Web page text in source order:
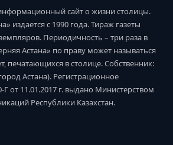
сайт о жизни столицы.
издается с 1990 года. Тираж газеты
Периодичность – три раза в
Астана» по праву может называться
печатающихся в столице. Собственник:
Астана). Регистрационное
от 11.01.2017 г. выдано Министерством
Республики Казахстан.